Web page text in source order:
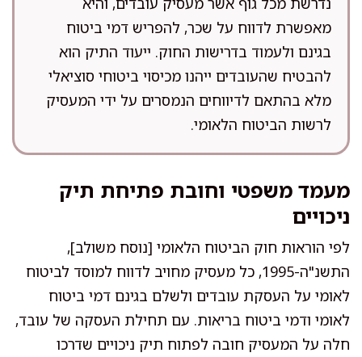
מאפשרת לדווח על שכר, להפריש דמי ביטוח
בגינם ולעמוד בדרישות החוק. ייעוד התיק הוא
להבטיח שהעובדים ייהנו מכיסוי ביטוחי סוציאלי
מלא בהתאם לדיווחים הנמסרים על ידי המעסיק
לרשות הביטוח הלאומי.
מעמד משפטי וחובת פתיחת תיק
ניכויים
לפי הוראות חוק הביטוח הלאומי [נוסח משולב],
התשנ"ה-1995, כל מעסיק מחויב לדווח למוסד לביטוח
לאומי על העסקת עובדים ולשלם בגינם דמי ביטוח
לאומי ודמי ביטוח בריאות. עם תחילת העסקה של עובד,
חלה על המעסיק חובה לפתוח תיק ניכויים שדרכו